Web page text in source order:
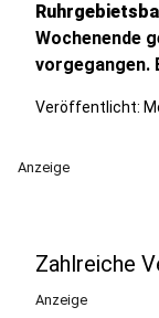
Wochenende
vorgegangen.
Veröffentlicht:
Anzeige
Zahlreiche
Anzeige